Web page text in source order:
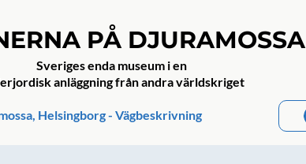
PÅ DJURAMOSSA
Sveriges enda museum i en
anläggning från andra världskriget
Helsingborg - Vägbeskrivning